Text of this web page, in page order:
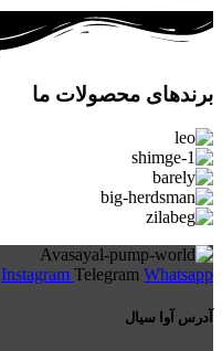
برندهای محصولات ما
Instagram Telegram Whatsapp
آدرس آوا سیال